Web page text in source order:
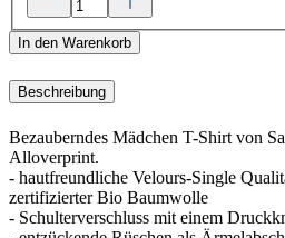
In den Warenkorb
Beschreibung
Bezauberndes Mädchen T-Shirt von
Alloverprint.
- hautfreundliche Velours-Single
zertifizierter Bio Baumwolle
- Schulterverschluss mit einem